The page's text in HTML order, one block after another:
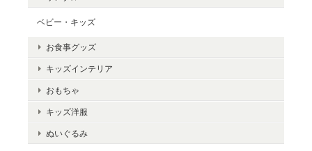
ベビー・キッズ
お食事グッズ
キッズインテリア
おもちゃ
キッズ洋服
ぬいぐるみ